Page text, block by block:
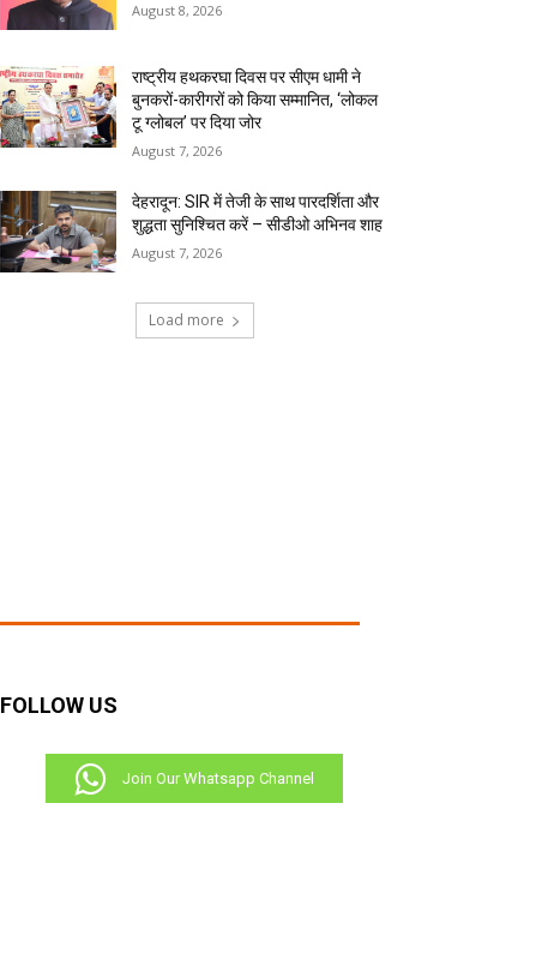
August 8, 2026
राष्ट्रीय हथकरघा दिवस पर सीएम धामी ने
बुनकरों-कारीगरों को किया सम्मानित, ‘लोकल
टू ग्लोबल’ पर दिया जोर
August 7, 2026
देहरादून: SIR में तेजी के साथ पारदर्शिता और
शुद्धता सुनिश्चित करें – सीडीओ अभिनव शाह
August 7, 2026
Load more
FOLLOW US
Join Our Whatsapp Channel